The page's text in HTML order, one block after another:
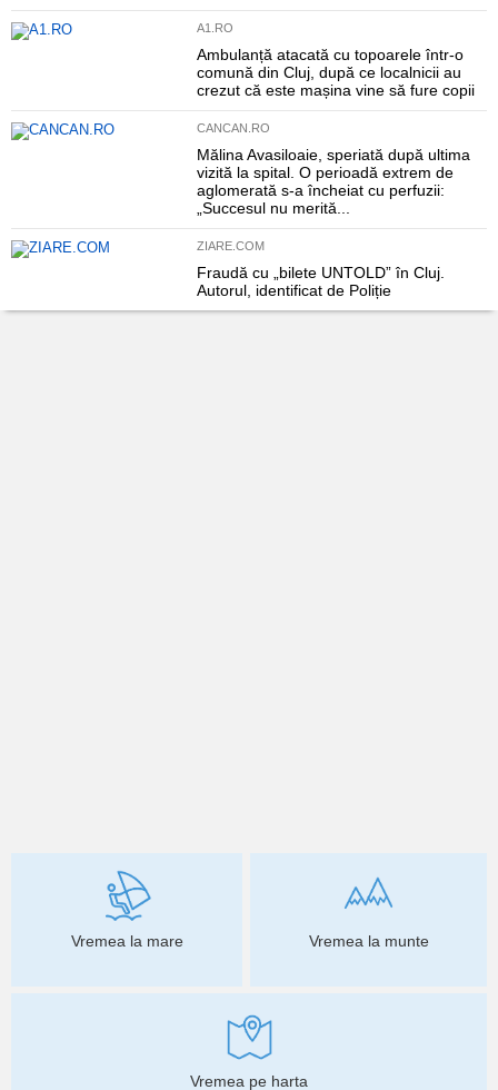
A1.RO
Ambulanță atacată cu topoarele într-o
comună din Cluj, după ce localnicii au
crezut că este mașina vine să fure copii
CANCAN.RO
Mălina Avasiloaie, speriată după ultima
vizită la spital. O perioadă extrem de
aglomerată s-a încheiat cu perfuzii:
„Succesul nu merită...
ZIARE.COM
Fraudă cu „bilete UNTOLD” în Cluj.
Autorul, identificat de Poliție
Vremea la mare Vremea la munte
Vremea pe harta